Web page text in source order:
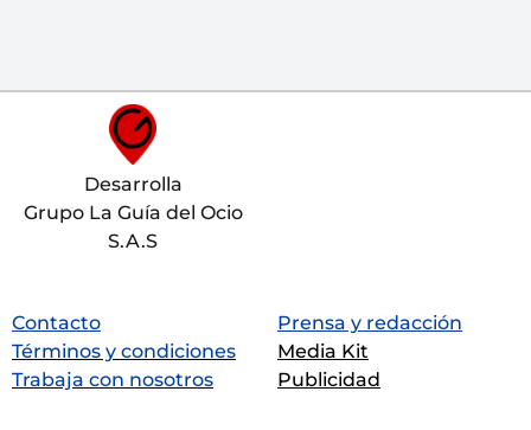
Desarrolla
Grupo La Guía del Ocio
S.A.S
Contacto
Términos y condiciones
Trabaja con nosotros
Prensa y redacción
Media Kit
Publicidad